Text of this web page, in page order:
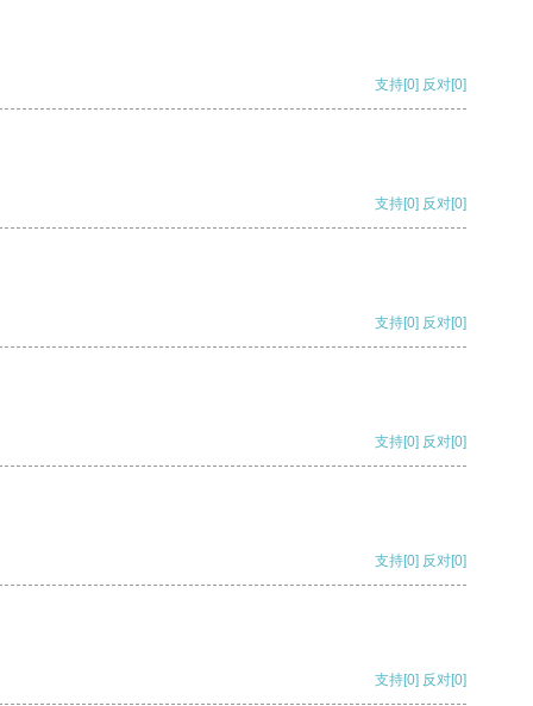
支持[0] 反对[0]
支持[0] 反对[0]
支持[0] 反对[0]
支持[0] 反对[0]
支持[0] 反对[0]
支持[0] 反对[0]